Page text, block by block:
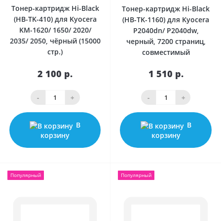
Тонер-картридж Hi-Black
(HB-TK-410) для Kyocera
KM-1620/ 1650/ 2020/
2035/ 2050, чёрный (15000
стр.)
2 100 р.
- +
В
корзину
Тонер-картридж Hi-Black
(HB-TK-1160) для Kyocera
P2040dn/ P2040dw,
черный, 7200 страниц,
совместимый
1 510 р.
- +
В
корзину
Популярный Популярный